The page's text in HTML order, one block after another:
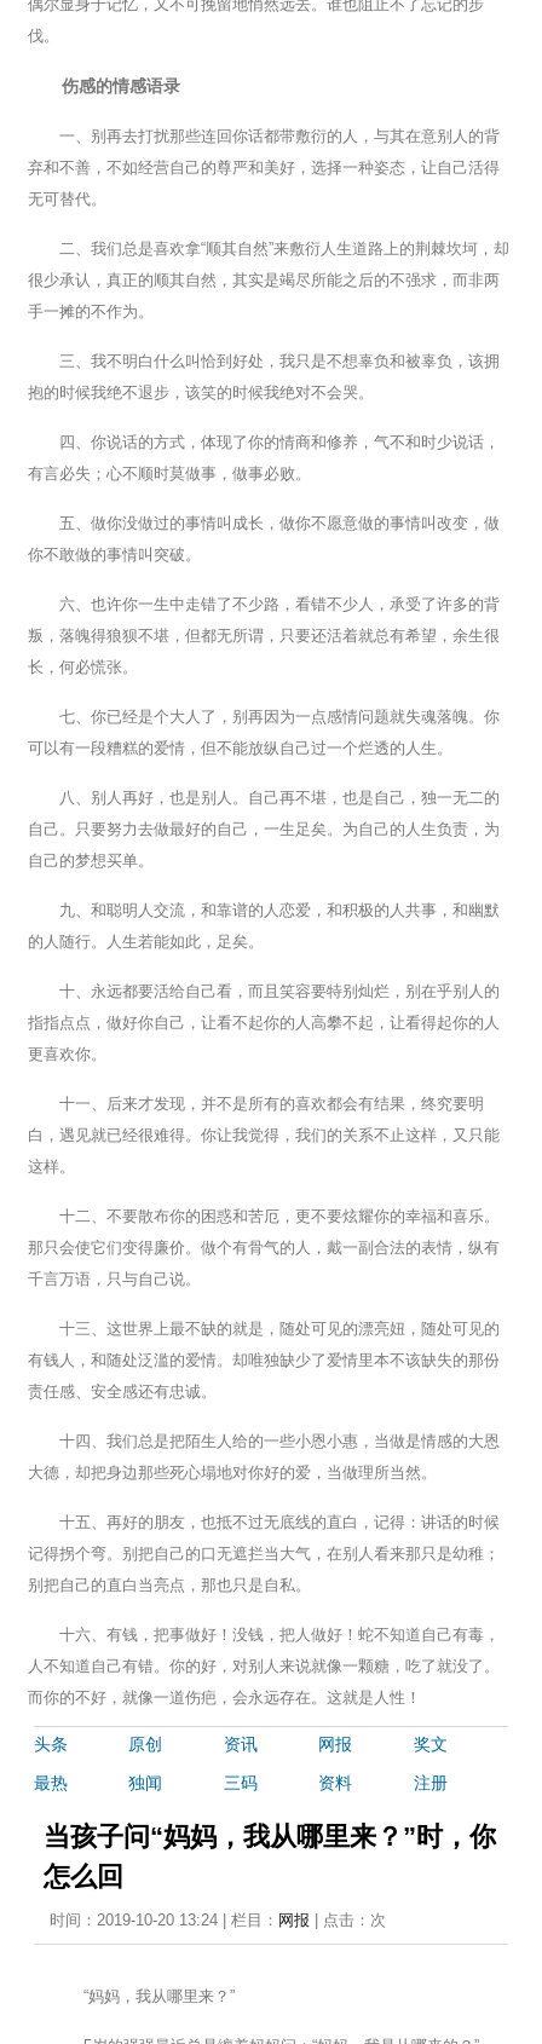
偶尔显身于记忆，又不可挽留地悄然远去。谁也阻止不了忘记的步
伐。
伤感的情感语录
一、别再去打扰那些连回你话都带敷衍的人，与其在意别人的背
弃和不善，不如经营自己的尊严和美好，选择一种姿态，让自己活得
无可替代。
二、我们总是喜欢拿“顺其自然”来敷衍人生道路上的荆棘坎坷，却
很少承认，真正的顺其自然，其实是竭尽所能之后的不强求，而非两
手一摊的不作为。
三、我不明白什么叫恰到好处，我只是不想辜负和被辜负，该拥
抱的时候我绝不退步，该笑的时候我绝对不会哭。
四、你说话的方式，体现了你的情商和修养，气不和时少说话，
有言必失；心不顺时莫做事，做事必败。
五、做你没做过的事情叫成长，做你不愿意做的事情叫改变，做
你不敢做的事情叫突破。
六、也许你一生中走错了不少路，看错不少人，承受了许多的背
叛，落魄得狼狈不堪，但都无所谓，只要还活着就总有希望，余生很
长，何必慌张。
七、你已经是个大人了，别再因为一点感情问题就失魂落魄。你
可以有一段糟糕的爱情，但不能放纵自己过一个烂透的人生。
八、别人再好，也是别人。自己再不堪，也是自己，独一无二的
自己。只要努力去做最好的自己，一生足矣。为自己的人生负责，为
自己的梦想买单。
九、和聪明人交流，和靠谱的人恋爱，和积极的人共事，和幽默
的人随行。人生若能如此，足矣。
十、永远都要活给自己看，而且笑容要特别灿烂，别在乎别人的
指指点点，做好你自己，让看不起你的人高攀不起，让看得起你的人
更喜欢你。
十一、后来才发现，并不是所有的喜欢都会有结果，终究要明
白，遇见就已经很难得。你让我觉得，我们的关系不止这样，又只能
这样。
十二、不要散布你的困惑和苦厄，更不要炫耀你的幸福和喜乐。
那只会使它们变得廉价。做个有骨气的人，戴一副合法的表情，纵有
千言万语，只与自己说。
十三、这世界上最不缺的就是，随处可见的漂亮妞，随处可见的
有钱人，和随处泛滥的爱情。却唯独缺少了爱情里本不该缺失的那份
责任感、安全感还有忠诚。
十四、我们总是把陌生人给的一些小恩小惠，当做是情感的大恩
大德，却把身边那些死心塌地对你好的爱，当做理所当然。
十五、再好的朋友，也抵不过无底线的直白，记得：讲话的时候
记得拐个弯。别把自己的口无遮拦当大气，在别人看来那只是幼稚；
别把自己的直白当亮点，那也只是自私。
十六、有钱，把事做好！没钱，把人做好！蛇不知道自己有毒，
人不知道自己有错。你的好，对别人来说就像一颗糖，吃了就没了。
而你的不好，就像一道伤疤，会永远存在。这就是人性！
头条 原创 资讯 网报
奖文
最热
独闻 三码 资料 注册
当孩子问“妈妈，我从哪里来？”时，你
怎么回
时间：2019-10-20 13:24 | 栏目： 网报 | 点击： 次
“妈妈，我从哪里来？”